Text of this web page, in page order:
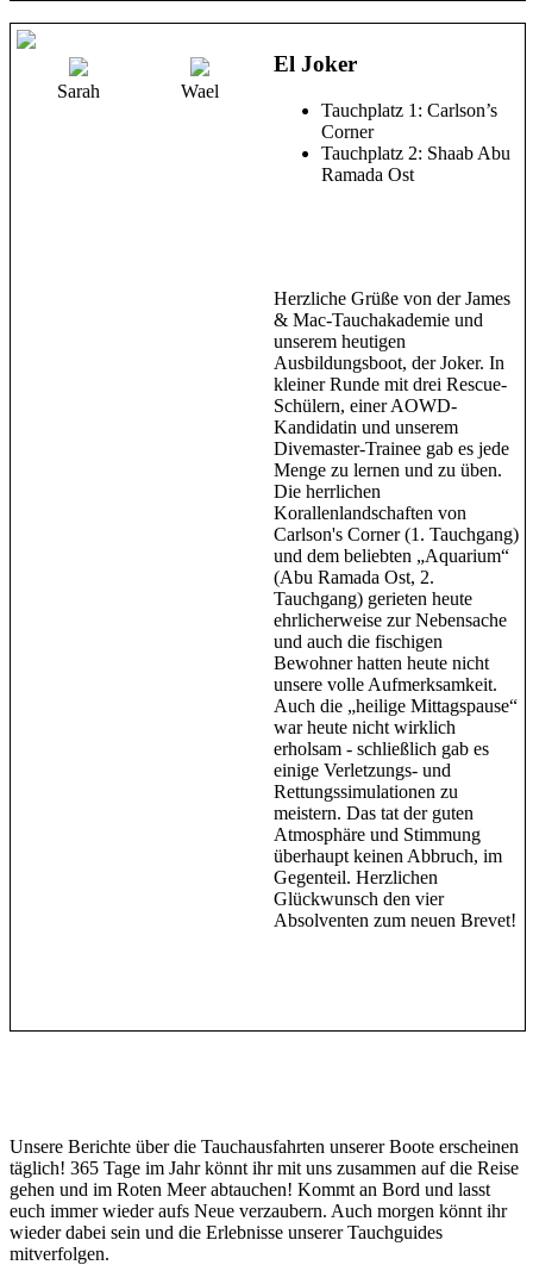
Sarah Wael
El Joker
Tauchplatz 1: Carlson’s
Corner
Tauchplatz 2: Shaab Abu
Ramada Ost
Herzliche Grüße von der James
& Mac-Tauchakademie und
unserem heutigen
Ausbildungsboot, der Joker. In
kleiner Runde mit drei Rescue-
Schülern, einer AOWD-
Kandidatin und unserem
Divemaster-Trainee gab es jede
Menge zu lernen und zu üben.
Die herrlichen
Korallenlandschaften von
Carlson's Corner (1. Tauchgang)
und dem beliebten „Aquarium“
(Abu Ramada Ost, 2.
Tauchgang) gerieten heute
ehrlicherweise zur Nebensache
und auch die fischigen
Bewohner hatten heute nicht
unsere volle Aufmerksamkeit.
Auch die „heilige Mittagspause“
war heute nicht wirklich
erholsam - schließlich gab es
einige Verletzungs- und
Rettungssimulationen zu
meistern. Das tat der guten
Atmosphäre und Stimmung
überhaupt keinen Abbruch, im
Gegenteil. Herzlichen
Glückwunsch den vier
Absolventen zum neuen Brevet!
Unsere Berichte über die Tauchausfahrten unserer Boote erscheinen
täglich! 365 Tage im Jahr könnt ihr mit uns zusammen auf die Reise
gehen und im Roten Meer abtauchen! Kommt an Bord und lasst
euch immer wieder aufs Neue verzaubern. Auch morgen könnt ihr
wieder dabei sein und die Erlebnisse unserer Tauchguides
mitverfolgen.